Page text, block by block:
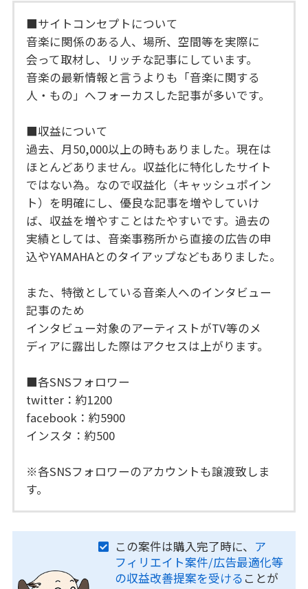
■サイトコンセプトについて
音楽に関係のある人、場所、空間等を実際に
会って取材し、リッチな記事にしています。
音楽の最新情報と言うよりも「音楽に関する
人・もの」へフォーカスした記事が多いです。
■収益について
過去、月50,000以上の時もありました。現在は
ほとんどありません。収益化に特化したサイト
ではない為。なので収益化（キャッシュポイン
ト）を明確にし、優良な記事を増やしていけ
ば、収益を増やすことはたやすいです。過去の
実績としては、音楽事務所から直接の広告の申
込やYAMAHAとのタイアップなどもありました。
また、特徴としている音楽人へのインタビュー
記事のため
インタビュー対象のアーティストがTV等のメ
ディアに露出した際はアクセスは上がります。
■各SNSフォロワー
twitter：約1200
facebook：約5900
インスタ：約500
※各SNSフォロワーのアカウントも譲渡致しま
す。
この案件は購入完了時に、 ア
フィリエイト案件/広告最適化等
の収益改善提案を受ける ことが